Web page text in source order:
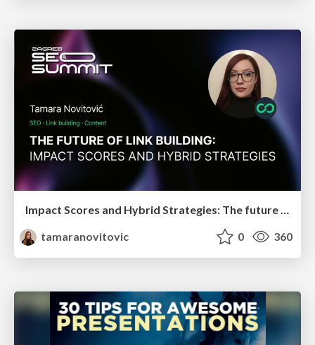
Impact Scores and Hybrid Strategies: The future of link building
tamaranovitovic
0 360